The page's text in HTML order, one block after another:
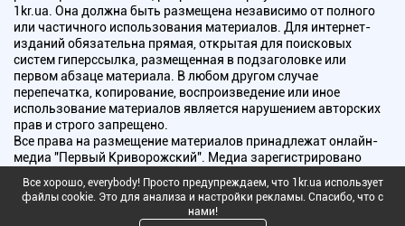
1kr.ua. Она должна быть размещена независимо от полного
или частичного использования материалов. Для интернет-
изданий обязательна прямая, открытая для поисковых
систем гиперссылка, размещенная в подзаголовке или
первом абзаце материала. В любом другом случае
перепечатка, копирование, воспроизведение или иное
использование материалов является нарушением авторских
прав и строго запрещено.
Все права на размещение материалов принадлежат онлайн-
медиа "Первый Криворожский". Медиа зарегистрировано
радиовещания.
Все хорошо, everybody! Просто предупреждаем, что 1kr.ua использует
файлы cookie. Это для анализа и настройки рекламы. Спасибо, что с
нами!